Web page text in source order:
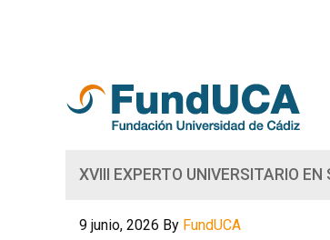
XVIII EXPERTO UNIVERSITARIO
9 junio, 2026 By FundUCA